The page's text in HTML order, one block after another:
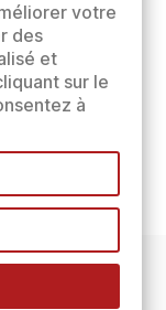
votre
des
et
sur le
à